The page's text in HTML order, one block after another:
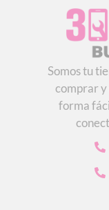
Somos tu
comprar y
forma